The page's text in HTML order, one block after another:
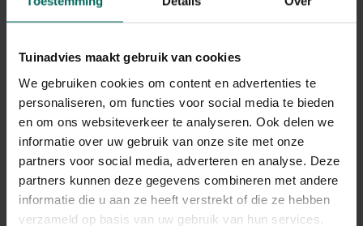
Tuinadvies maakt gebruik van cookies
We gebruiken cookies om content en advertenties te
personaliseren, om functies voor social media te bieden
en om ons websiteverkeer te analyseren. Ook delen we
informatie over uw gebruik van onze site met onze
partners voor social media, adverteren en analyse. Deze
partners kunnen deze gegevens combineren met andere
informatie die u aan ze heeft verstrekt of die ze hebben
verzameld op basis van uw gebruik van hun services.
0 van 0 resultaten getoond
Terug naar boven
Koken met verse kruiden uit eigen tuin
Kruidenplanten zijn onmisbaar voor elke hobbykok. Veel
soorten, zoals lavendel, salie en munt, zijn bovendien
prachtige planten die heerlijk geuren en bijen aantrekken.
Ze groeien uitstekend in de volle grond, maar ook in